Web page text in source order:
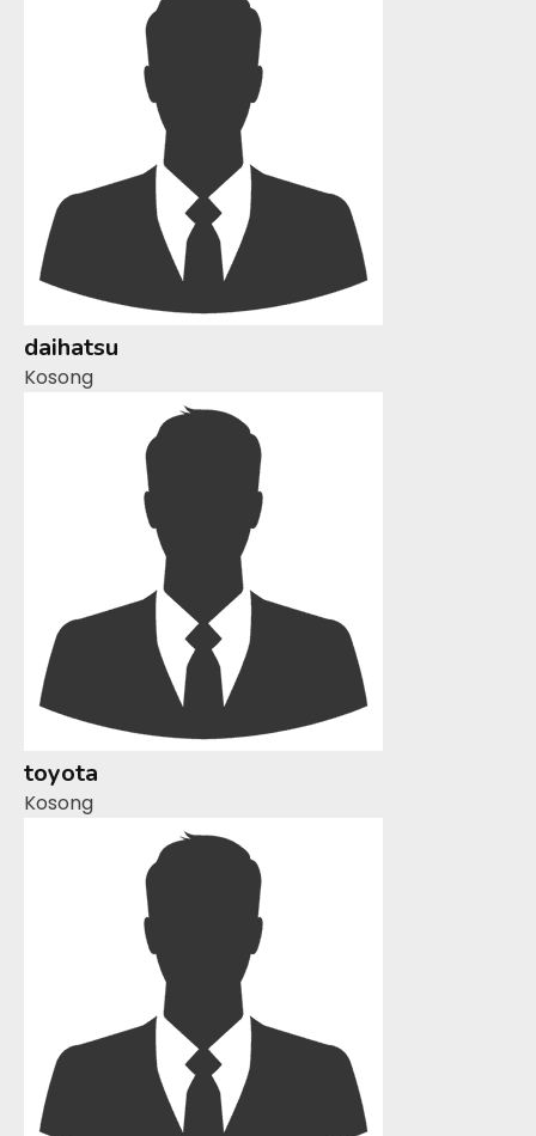
daihatsu
Kosong
toyota
Kosong